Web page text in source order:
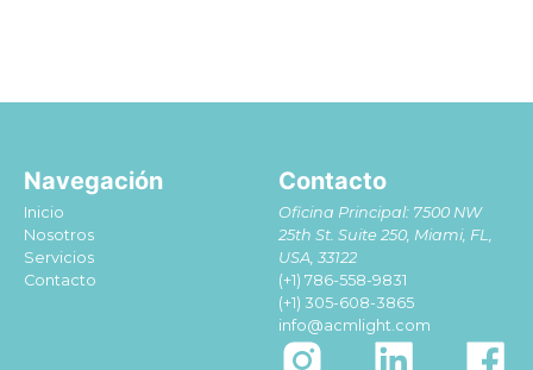
Navegación
Inicio
Nosotros
Servicios
Contacto
Contacto
Oficina Principal: 7500 NW
25th St. Suite 250, Miami, FL,
USA, 33122
(+1) 786-558-9831
(+1) 305-608-3865
info@acmlight.com